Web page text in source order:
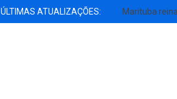
ÚLTIMAS ATUALIZAÇÕES: